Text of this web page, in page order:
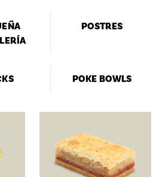
POSTRES
POKE BOWLS